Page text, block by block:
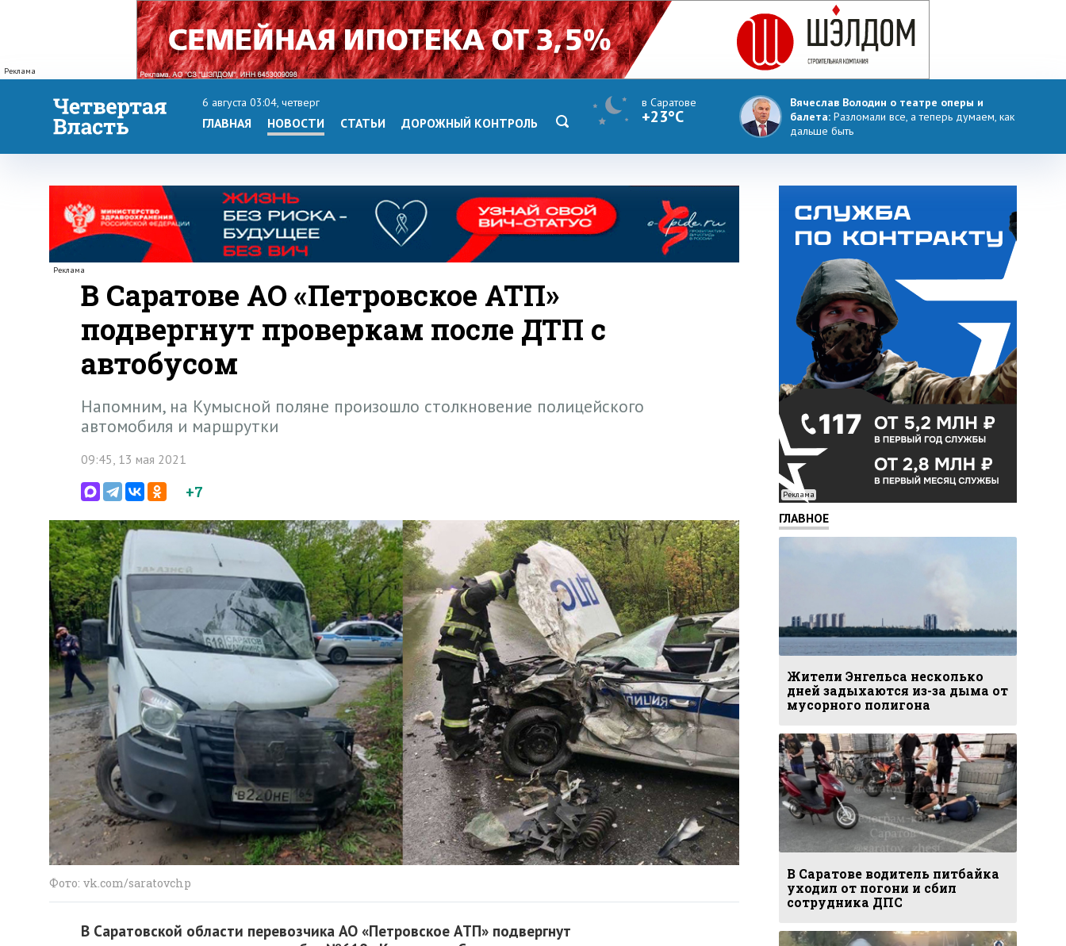
Реклама
6 августа 03:04, четверг
ГЛАВНАЯ НОВОСТИ СТАТЬИ ДОРОЖНЫЙ КОНТРОЛЬ
в Саратове
+23°C
Вячеслав Володин о театре оперы и
балета: Разломали все, а теперь думаем, как
дальше быть
Реклама
В Саратове АО «Петровское АТП»
подвергнут проверкам после ДТП с
автобусом
Напомним, на Кумысной поляне произошло столкновение полицейского
автомобиля и маршрутки
09:45, 13 мая 2021
+7
Фото: vk.com/saratovchp
В Саратовской области перевозчика АО «Петровское АТП» подвергнут
Реклама
ГЛАВНОЕ
Жители Энгельса несколько
дней задыхаются из-за дыма от
мусорного полигона
В Саратове водитель питбайка
уходил от погони и сбил
сотрудника ДПС